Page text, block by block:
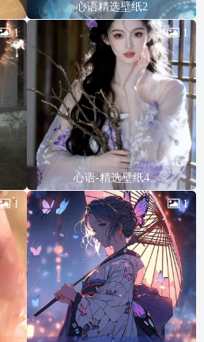
心语精选壁纸2
1 1
心语-精选壁纸4
1 1